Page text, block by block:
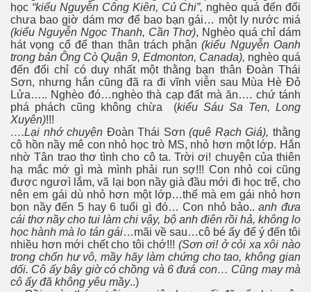
học “kiểu Nguyễn Công Kiên, Củ Chi”, nghèo quá đến đổi
chưa bao giờ dám mơ để bao bạn gái… một ly nước miá
(kiểu Nguyễn Ngọc Thanh, Cần Thơ), Nghèo quá chỉ dám
hát vọng cổ để than thân trách phận(kiểu Nguyễn Oanh
trong bản Ông Cò Quận 9, Edmonton, Canada), nghèo quá
đến đổi chỉ có duy nhất một thằng bạn thân Ðoàn Thái
Sơn, nhưng hắn cũng đã ra đi vĩnh viễn sau Mùa Hè Ðỏ
Lửa….. Nghèo đó…nghèo thà cạp đất mà ăn…. chứ tánh
phá phách cũng không chừa (kiểu Sáu Sa Ten, Long
Xuyên)!!!
….Lại nhớ chuyện Ðoàn Thái Sơn(quê Rạch Giá), thằng
cô hồn nầy mê con nhỏ học trò MS, nhỏ hơn một lớp. Hắn
nhờ Tân trao thơ tình cho cô ta. Trời ơi! chuyện của thiên
hạ mắc mớ gì mà mình phải run sợ!!! Con nhỏ coi cũng
được ngươì lắm, vã lại bọn nầy già đầu mới đi học trể, cho
nên em gái dù nhỏ hơn một lớp…thế mà em gái nhỏ hơn
bọn nầy đến 5 hay 6 tuổi gì đó… Con nhỏ bảo..anh đưa
cái thơ nầy cho tui làm chi vậy, bộ anh điên rồi hả, không lo
học hành mà lo tán gái…mãi về sau…cô bé ấy để ý đến tôi
nhiều hơn mới chết cho tôi chớ!!! (Sơn ơi! ở cỏi xa xôi nào
trong chốn hư vô, mầy hãy làm chứng cho tao, không gian
dối. Cô ấy bây giờ có chồng và 6 đưá con… Cũng may mà
cô ấy đã không yêu mầy..)
Syne